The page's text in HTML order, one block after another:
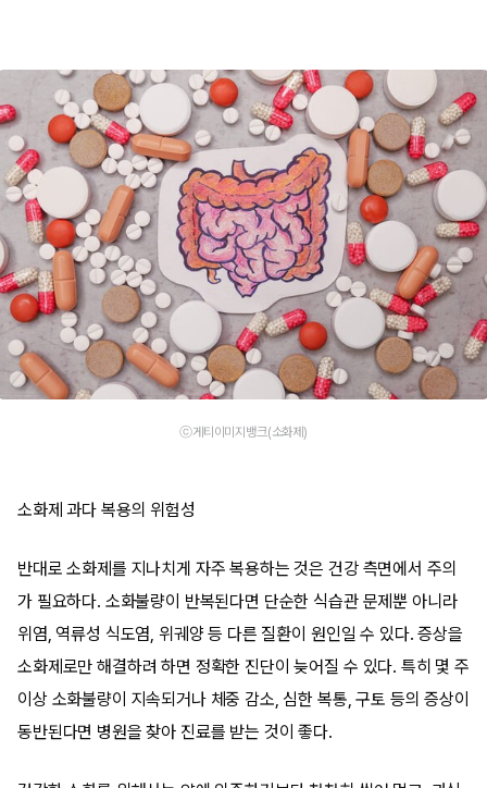
ⓒ게티이미지뱅크(소화제)
소화제 과다 복용의 위험성
반대로 소화제를 지나치게 자주 복용하는 것은 건강 측면에서 주의
가 필요하다. 소화불량이 반복된다면 단순한 식습관 문제뿐 아니라
위염, 역류성 식도염, 위궤양 등 다른 질환이 원인일 수 있다. 증상을
소화제로만 해결하려 하면 정확한 진단이 늦어질 수 있다. 특히 몇 주
이상 소화불량이 지속되거나 체중 감소, 심한 복통, 구토 등의 증상이
동반된다면 병원을 찾아 진료를 받는 것이 좋다.